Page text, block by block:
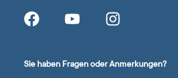
Sie haben Fragen oder Anmerkungen?